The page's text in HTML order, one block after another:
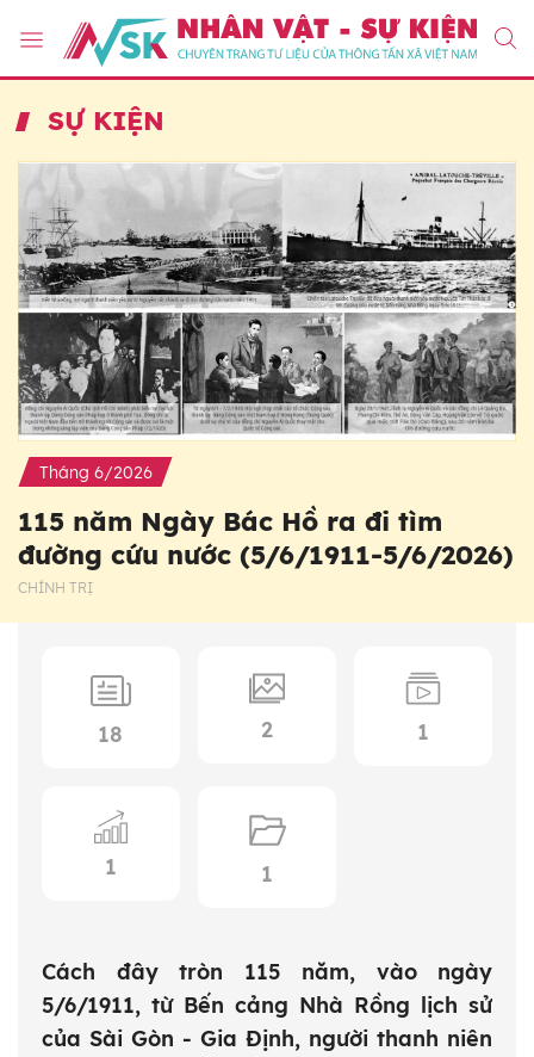
SỰ KIỆN
Tháng 6/2026
115 năm Ngày Bác Hồ ra đi tìm
đường cứu nước (5/6/1911-5/6/2026)
CHÍNH TRỊ
18 2 1
1 1
Cách đây tròn 115 năm, vào ngày
5/6/1911, từ Bến cảng Nhà Rồng lịch sử
của Sài Gòn - Gia Định, người thanh niên